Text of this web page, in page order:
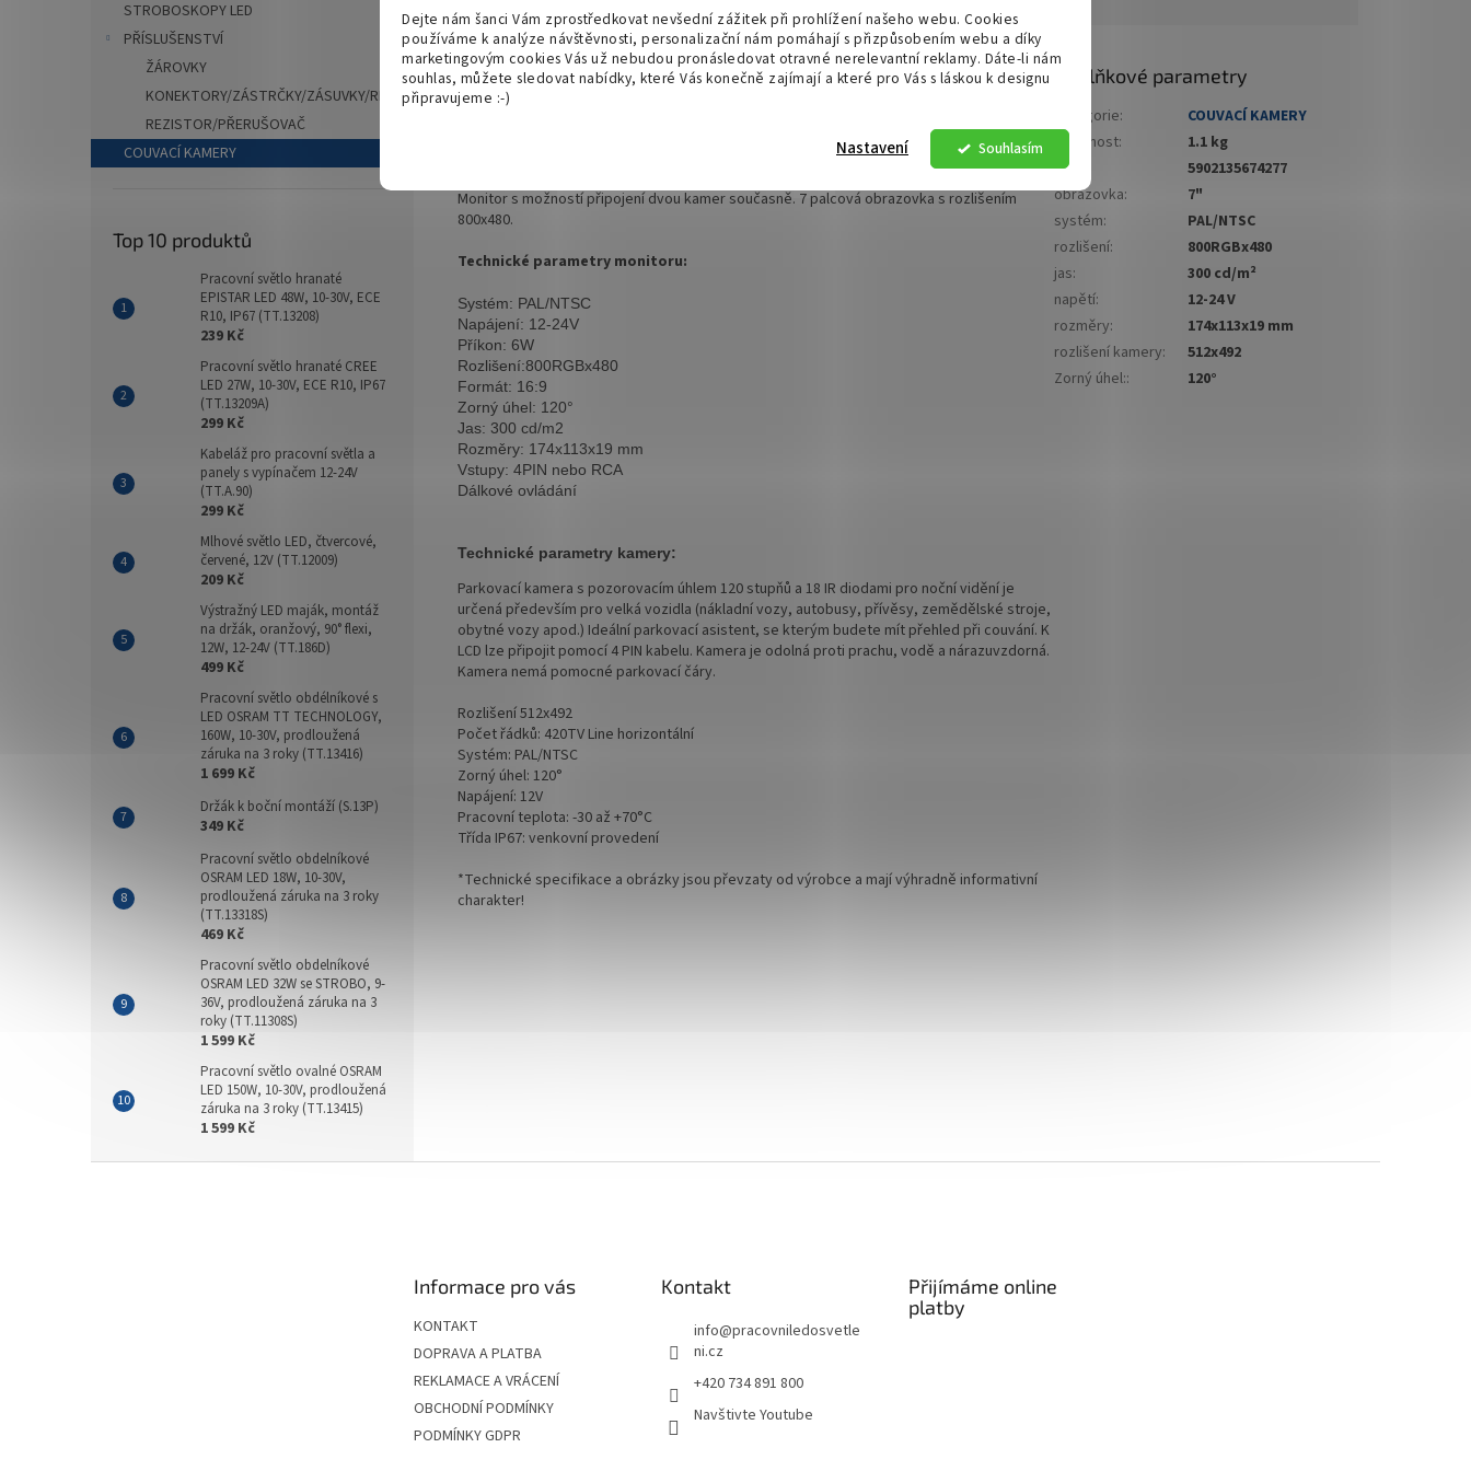
Dejte nám šanci Vám zprostředkovat nevšední zážitek při prohlížení našeho webu. Cookies
používáme k analýze návštěvnosti, personalizační nám pomáhají s přizpůsobením webu a díky
marketingovým cookies Vás už nebudou pronásledovat otravné nerelevantní reklamy. Dáte-li nám
souhlas, můžete sledovat nabídky, které Vás konečně zajímají a které pro Vás s láskou k designu
připravujeme :-)
Souhlasím
Nastavení
STROBOSKOPY LED
PŘÍSLUŠENSTVÍ
ŽÁROVKY
KONEKTORY/ZÁSTRČKY/ZÁSUVKY/REDUKCE
REZISTOR/PŘERUŠOVAČ
COUVACÍ KAMERY
Top 10 produktů
Pracovní světlo hranaté
EPISTAR LED 48W, 10-30V, ECE
R10, IP67 (TT.13208)
239 Kč
Pracovní světlo hranaté CREE
LED 27W, 10-30V, ECE R10, IP67
(TT.13209A)
299 Kč
Kabeláž pro pracovní světla a
panely s vypínačem 12-24V
(TT.A.90)
299 Kč
Mlhové světlo LED, čtvercové,
červené, 12V (TT.12009)
209 Kč
Výstražný LED maják, montáž
na držák, oranžový, 90° flexi,
12W, 12-24V (TT.186D)
499 Kč
Pracovní světlo obdélníkové s
LED OSRAM TT TECHNOLOGY,
160W, 10-30V, prodloužená
záruka na 3 roky (TT.13416)
1 699 Kč
Držák k boční montáží (S.13P)
349 Kč
Pracovní světlo obdelníkové
OSRAM LED 18W, 10-30V,
prodloužená záruka na 3 roky
(TT.13318S)
469 Kč
Pracovní světlo obdelníkové
OSRAM LED 32W se STROBO, 9-
36V, prodloužená záruka na 3
roky (TT.11308S)
1 599 Kč
Pracovní světlo ovalné OSRAM
LED 150W, 10-30V, prodloužená
záruka na 3 roky (TT.13415)
1 599 Kč
Detailní popis produktu
rozlišením 800x480 + Parkovací kamera s pozorovacím úhlem 120 stupňů a 4 IR diodami pro
noční vidění + 15 m propojovací kabel 4PINový + dálkové ovládání.
Monitor s možností připojení dvou kamer současně. 7 palcová obrazovka s rozlišením
800x480.
Technické parametry monitoru:
Systém: PAL/NTSC
Napájení: 12-24V
Příkon: 6W
Rozlišení:800RGBx480
Formát: 16:9
Zorný úhel: 120°
Jas: 300 cd/m2
Rozměry: 174x113x19 mm
Vstupy: 4PIN nebo RCA
Dálkové ovládání
Technické parametry kamery:
Parkovací kamera s pozorovacím úhlem 120 stupňů a 18 IR diodami pro noční vidění je
určená především pro velká vozidla (nákladní vozy, autobusy, přívěsy, zemědělské stroje,
obytné vozy apod.) Ideální parkovací asistent, se kterým budete mít přehled při couvání. K
LCD lze připojit pomocí 4 PIN kabelu. Kamera je odolná proti prachu, vodě a nárazuvzdorná.
Kamera nemá pomocné parkovací čáry.
Rozlišení 512x492
Počet řádků: 420TV Line horizontální
Systém: PAL/NTSC
Zorný úhel: 120°
Napájení: 12V
Pracovní teplota: -30 až +70°C
Třída IP67: venkovní provedení
*Technické specifikace a obrázky jsou převzaty od výrobce a mají výhradně informativní
charakter!
Doplňkové parametry
Kategorie:
COUVACÍ KAMERY
Hmotnost:
1.1 kg
EAN
5902135674277
obrazovka:
7"
systém:
PAL/NTSC
rozlišení:
800RGBx480
jas:
300 cd/m²
napětí:
12-24 V
rozměry:
174x113x19 mm
rozlišení kamery:
512x492
Zorný úhel:: 120°
Informace pro vás
KONTAKT
DOPRAVA A PLATBA
REKLAMACE A VRÁCENÍ
OBCHODNÍ PODMÍNKY
PODMÍNKY GDPR
Kontakt
info@pracovniledosvetle
ni.cz
+420 734 891 800
Navštivte Youtube
Přijímáme online
platby